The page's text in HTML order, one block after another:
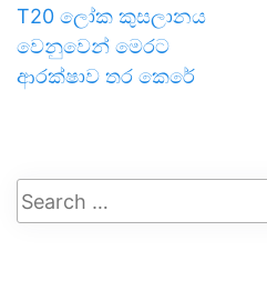
T20 ලෝක කුසලානය
වෙනුවෙන් මෙරට
ආරක්ෂාව තර කෙරේ